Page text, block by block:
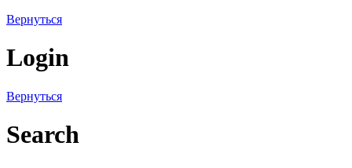
Вернуться
Login
Вернуться
Search